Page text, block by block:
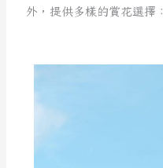
外，提供多樣的賞花選擇：